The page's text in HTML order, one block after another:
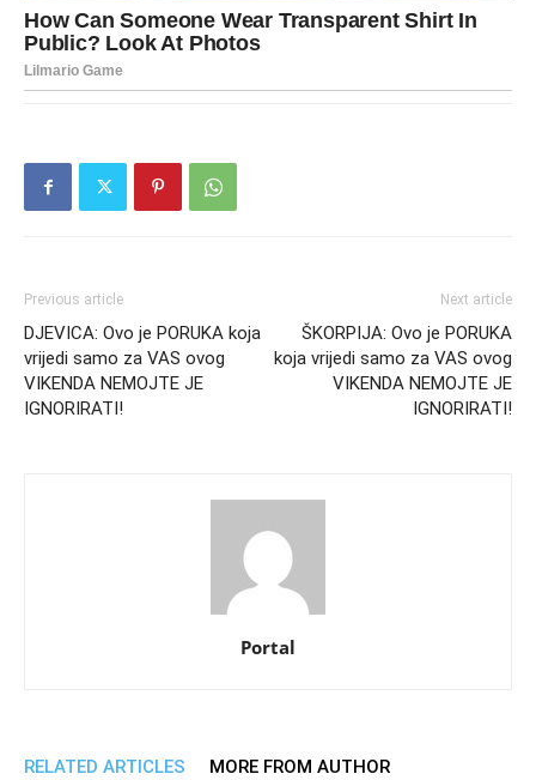
Previous article
DJEVICA: Ovo je PORUKA koja
vrijedi samo za VAS ovog
VIKENDA NEMOJTE JE
IGNORIRATI!
Next article
ŠKORPIJA: Ovo je PORUKA
koja vrijedi samo za VAS ovog
VIKENDA NEMOJTE JE
IGNORIRATI!
Portal
RELATED ARTICLES MORE FROM AUTHOR